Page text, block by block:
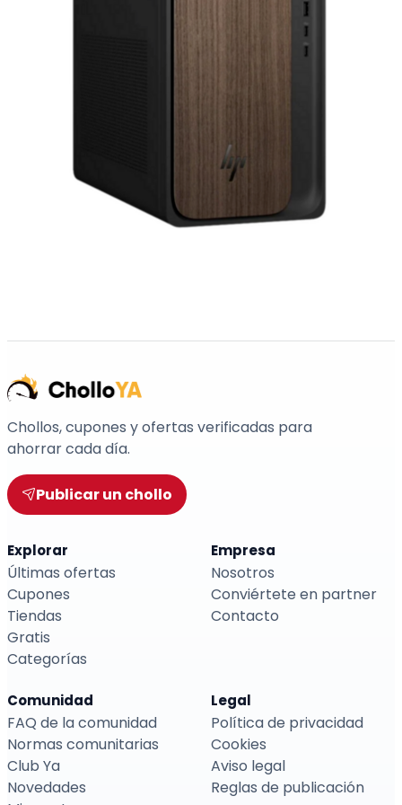
Chollos, cupones y ofertas verificadas para
ahorrar cada día.
Publicar un chollo
Explorar
Últimas ofertas
Cupones
Tiendas
Gratis
Categorías
Empresa
Nosotros
Conviértete en partner
Contacto
Comunidad
FAQ de la comunidad
Normas comunitarias
Club Ya
Novedades
Legal
Política de privacidad
Cookies
Aviso legal
Reglas de publicación